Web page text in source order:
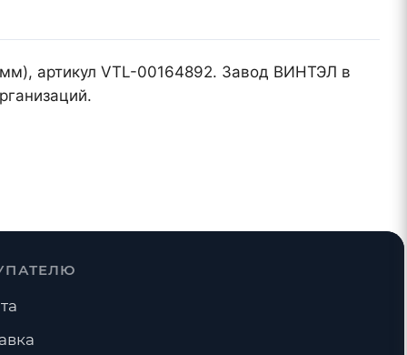
артикул VTL-00164892. Завод ВИНТЭЛ в